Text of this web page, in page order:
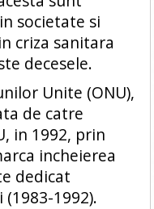
societate si
criza sanitara
decesele.
Unite (ONU),
de catre
in 1992, prin
incheierea
dedicat
1992).